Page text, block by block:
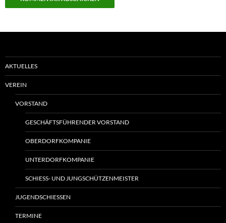
AKTUELLES
VEREIN
VORSTAND
GESCHÄFTSFÜHRENDER VORSTAND
OBERDORFKOMPANIE
UNTERDORFKOMPANIE
SCHIESS- UND JUNGSCHÜTZENMEISTER
JUGENDSCHIESSEN
TERMINE